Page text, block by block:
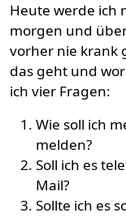
Heute werde ich
morgen und
vorher nie krank
das geht und
ich vier Fragen:
Wie soll ich
melden?
Soll ich es
Mail?
Sollte ich es